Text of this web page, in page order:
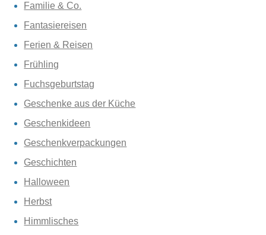
Familie & Co.
Fantasiereisen
Ferien & Reisen
Frühling
Fuchsgeburtstag
Geschenke aus der Küche
Geschenkideen
Geschenkverpackungen
Geschichten
Halloween
Herbst
Himmlisches